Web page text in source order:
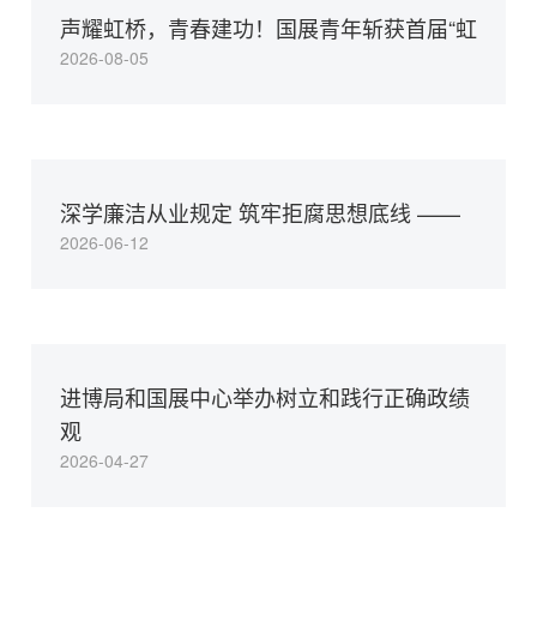
声耀虹桥，青春建功！国展青年斩获首届“虹
2026-08-05
深学廉洁从业规定 筑牢拒腐思想底线 ——
2026-06-12
进博局和国展中心举办树立和践行正确政绩
观
2026-04-27